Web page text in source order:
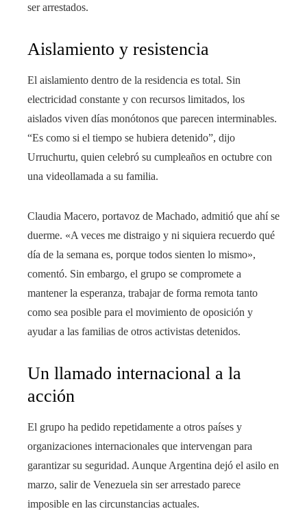
ser arrestados.
Aislamiento y resistencia
El aislamiento dentro de la residencia es total. Sin
electricidad constante y con recursos limitados, los
aislados viven días monótonos que parecen interminables.
“Es como si el tiempo se hubiera detenido”, dijo
Urruchurtu, quien celebró su cumpleaños en octubre con
una videollamada a su familia.
Claudia Macero, portavoz de Machado, admitió que ahí se
duerme. «A veces me distraigo y ni siquiera recuerdo qué
día de la semana es, porque todos sienten lo mismo»,
comentó. Sin embargo, el grupo se compromete a
mantener la esperanza, trabajar de forma remota tanto
como sea posible para el movimiento de oposición y
ayudar a las familias de otros activistas detenidos.
Un llamado internacional a la
acción
El grupo ha pedido repetidamente a otros países y
organizaciones internacionales que intervengan para
garantizar su seguridad. Aunque Argentina dejó el asilo en
marzo, salir de Venezuela sin ser arrestado parece
imposible en las circunstancias actuales.